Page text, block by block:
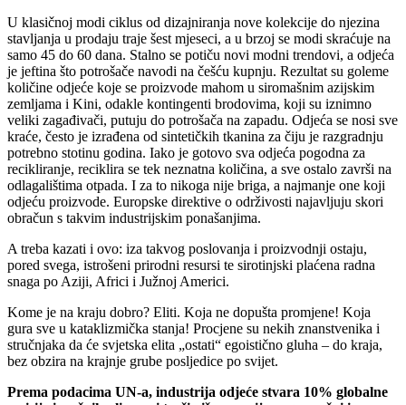
U klasičnoj modi ciklus od dizajniranja nove kolekcije do njezina
stavljanja u prodaju traje šest mjeseci, a u brzoj se modi skraćuje na
samo 45 do 60 dana. Stalno se potiču novi modni trendovi, a odjeća
je jeftina što potrošače navodi na češću kupnju. Rezultat su goleme
količine odjeće koje se proizvode mahom u siromašnim azijskim
zemljama i Kini, odakle kontingenti brodovima, koji su iznimno
veliki zagađivači, putuju do potrošača na zapadu. Odjeća se nosi sve
kraće, često je izrađena od sintetičkih tkanina za čiju je razgradnju
potrebno stotinu godina. Iako je gotovo sva odjeća pogodna za
recikliranje, reciklira se tek neznatna količina, a sve ostalo završi na
odlagalištima otpada. I za to nikoga nije briga, a najmanje one koji
odjeću proizvode. Europske direktive o održivosti najavljuju skori
obračun s takvim industrijskim ponašanjima.
A treba kazati i ovo: iza takvog poslovanja i proizvodnji ostaju,
pored svega, istrošeni prirodni resursi te sirotinjski plaćena radna
snaga po Aziji, Africi i Južnoj Americi.
Kome je na kraju dobro? Eliti. Koja ne dopušta promjene! Koja
gura sve u kataklizmička stanja! Procjene su nekih znanstvenika i
stručnjaka da će svjetska elita „ostati“ egoistično gluha – do kraja,
bez obzira na krajnje grube posljedice po svijet.
Prema podacima UN-a, industrija odjeće stvara 10% globalne